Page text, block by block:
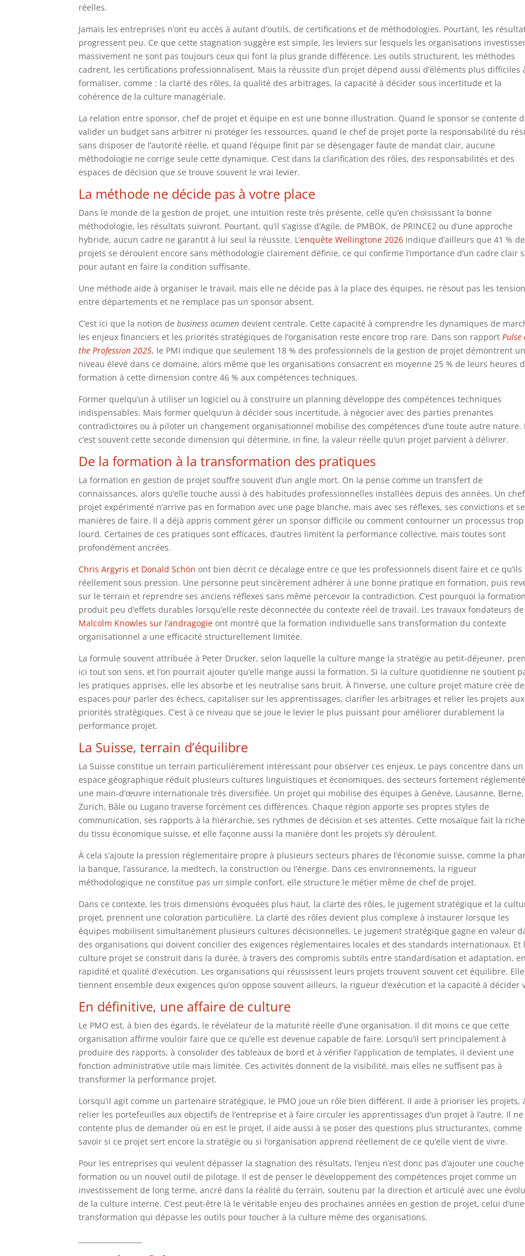
réelles.
Jamais les entreprises n’ont eu accès à autant d’outils, de certifications et de méthodologies. Pourtant, les
progressent peu. Ce que cette stagnation suggère est simple, les leviers sur lesquels les organisations
massivement ne sont pas toujours ceux qui font la plus grande différence. Les outils structurent, les méthodes
cadrent, les certifications professionnalisent. Mais la réussite d’un projet dépend aussi d’éléments plus difficiles
formaliser, comme : la clarté des rôles, la qualité des arbitrages, la capacité à décider sous incertitude et la
cohérence de la culture managériale.
La relation entre sponsor, chef de projet et équipe en est une bonne illustration. Quand le sponsor se contente
valider un budget sans arbitrer ni protéger les ressources, quand le chef de projet porte la responsabilité du
sans disposer de l’autorité réelle, et quand l’équipe finit par se désengager faute de mandat clair, aucune
méthodologie ne corrige seule cette dynamique. C’est dans la clarification des rôles, des responsabilités et des
espaces de décision que se trouve souvent le vrai levier.
La méthode ne décide pas à votre place
Dans le monde de la gestion de projet, une intuition reste très présente, celle qu’en choisissant la bonne
méthodologie, les résultats suivront. Pourtant, qu’il s’agisse d’Agile, de PMBOK, de PRINCE2 ou d’une approche
hybride, aucun cadre ne garantit à lui seul la réussite. L’enquête Wellingtone 2026 indique d’ailleurs que 41 %
projets se déroulent encore sans méthodologie clairement définie, ce qui confirme l’importance d’un cadre clair
pour autant en faire la condition suffisante.
Une méthode aide à organiser le travail, mais elle ne décide pas à la place des équipes, ne résout pas les
entre départements et ne remplace pas un sponsor absent.
C’est ici que la notion debusiness acumen devient centrale. Cette capacité à comprendre les dynamiques de
les enjeux financiers et les priorités stratégiques de l’organisation reste encore trop rare. Dans son rapport Pulse
the Profession 2025, le PMI indique que seulement 18 % des professionnels de la gestion de projet démontrent un
niveau élevé dans ce domaine, alors même que les organisations consacrent en moyenne 25 % de leurs heures
formation à cette dimension contre 46 % aux compétences techniques.
Former quelqu’un à utiliser un logiciel ou à construire un planning développe des compétences techniques
indispensables. Mais former quelqu’un à décider sous incertitude, à négocier avec des parties prenantes
contradictoires ou à piloter un changement organisationnel mobilise des compétences d’une toute autre nature.
c’est souvent cette seconde dimension qui détermine, in fine, la valeur réelle qu’un projet parvient à délivrer.
De la formation à la transformation des pratiques
La formation en gestion de projet souffre souvent d’un angle mort. On la pense comme un transfert de
connaissances, alors qu’elle touche aussi à des habitudes professionnelles installées depuis des années. Un
projet expérimenté n’arrive pas en formation avec une page blanche, mais avec ses réflexes, ses convictions et
manières de faire. Il a déjà appris comment gérer un sponsor difficile ou comment contourner un processus trop
lourd. Certaines de ces pratiques sont efficaces, d’autres limitent la performance collective, mais toutes sont
profondément ancrées.
Chris Argyris et Donald Schön ont bien décrit ce décalage entre ce que les professionnels disent faire et ce
réellement sous pression. Une personne peut sincèrement adhérer à une bonne pratique en formation, puis
sur le terrain et reprendre ses anciens réflexes sans même percevoir la contradiction. C’est pourquoi la formation
produit peu d’effets durables lorsqu’elle reste déconnectée du contexte réel de travail. Les travaux fondateurs de
Malcolm Knowles sur l’andragogie ont montré que la formation individuelle sans transformation du contexte
organisationnel a une efficacité structurellement limitée.
La formule souvent attribuée à Peter Drucker, selon laquelle la culture mange la stratégie au petit-déjeuner,
ici tout son sens, et l’on pourrait ajouter qu’elle mange aussi la formation. Si la culture quotidienne ne soutient
les pratiques apprises, elle les absorbe et les neutralise sans bruit. À l’inverse, une culture projet mature crée
espaces pour parler des échecs, capitaliser sur les apprentissages, clarifier les arbitrages et relier les projets aux
priorités stratégiques. C’est à ce niveau que se joue le levier le plus puissant pour améliorer durablement la
performance projet.
La Suisse, terrain d’équilibre
La Suisse constitue un terrain particulièrement intéressant pour observer ces enjeux. Le pays concentre dans un
espace géographique réduit plusieurs cultures linguistiques et économiques, des secteurs fortement
une main-d’œuvre internationale très diversifiée. Un projet qui mobilise des équipes à Genève, Lausanne, Berne,
Zurich, Bâle ou Lugano traverse forcément ces différences. Chaque région apporte ses propres styles de
communication, ses rapports à la hiérarchie, ses rythmes de décision et ses attentes. Cette mosaïque fait la
du tissu économique suisse, et elle façonne aussi la manière dont les projets s’y déroulent.
À cela s’ajoute la pression réglementaire propre à plusieurs secteurs phares de l’économie suisse, comme la
la banque, l’assurance, la medtech, la construction ou l’énergie. Dans ces environnements, la rigueur
méthodologique ne constitue pas un simple confort, elle structure le métier même de chef de projet.
Dans ce contexte, les trois dimensions évoquées plus haut, la clarté des rôles, le jugement stratégique et la
projet, prennent une coloration particulière. La clarté des rôles devient plus complexe à instaurer lorsque les
équipes mobilisent simultanément plusieurs cultures décisionnelles. Le jugement stratégique gagne en valeur
des organisations qui doivent concilier des exigences réglementaires locales et des standards internationaux. Et
culture projet se construit dans la durée, à travers des compromis subtils entre standardisation et adaptation,
rapidité et qualité d’exécution. Les organisations qui réussissent leurs projets trouvent souvent cet équilibre.
tiennent ensemble deux exigences qu’on oppose souvent ailleurs, la rigueur d’exécution et la capacité à décider
En définitive, une affaire de culture
Le PMO est, à bien des égards, le révélateur de la maturité réelle d’une organisation. Il dit moins ce que cette
organisation affirme vouloir faire que ce qu’elle est devenue capable de faire. Lorsqu’il sert principalement à
produire des rapports, à consolider des tableaux de bord et à vérifier l’application de templates, il devient une
fonction administrative utile mais limitée. Ces activités donnent de la visibilité, mais elles ne suffisent pas à
transformer la performance projet.
Lorsqu’il agit comme un partenaire stratégique, le PMO joue un rôle bien différent. Il aide à prioriser les projets,
relier les portefeuilles aux objectifs de l’entreprise et à faire circuler les apprentissages d’un projet à l’autre. Il ne
contente plus de demander où en est le projet, il aide aussi à se poser des questions plus structurantes, comme
savoir si ce projet sert encore la stratégie ou si l’organisation apprend réellement de ce qu’elle vient de vivre.
Pour les entreprises qui veulent dépasser la stagnation des résultats, l’enjeu n’est donc pas d’ajouter une
formation ou un nouvel outil de pilotage. Il est de penser le développement des compétences projet comme un
investissement de long terme, ancré dans la réalité du terrain, soutenu par la direction et articulé avec une
de la culture interne. C’est peut-être là le véritable enjeu des prochaines années en gestion de projet, celui d’une
transformation qui dépasse les outils pour toucher à la culture même des organisations.